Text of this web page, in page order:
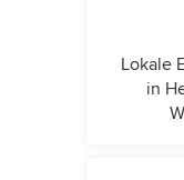
Lokale
in